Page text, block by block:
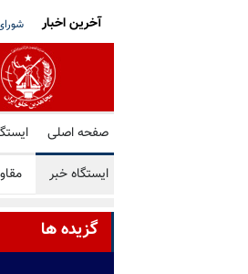
مای بر سر مذاکره با آمریکا - قسمت اول مصاحبه
آخرین اخبار
صفحه اصلی
ایستگاه خبر
گزیده ها